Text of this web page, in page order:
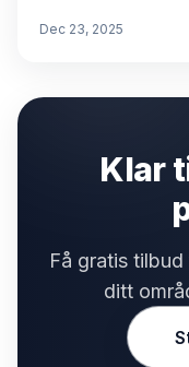
velger riktig
Dec 23, 2025
Klar
Få gratis
ditt